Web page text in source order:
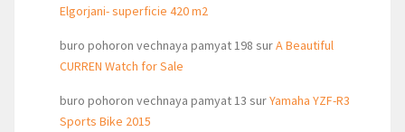
Elgorjani- superficie 420 m2
buro pohoron vechnaya pamyat 198 surA Beautiful
CURREN Watch for Sale
buro pohoron vechnaya pamyat 13 surYamaha YZF-R3
Sports Bike 2015